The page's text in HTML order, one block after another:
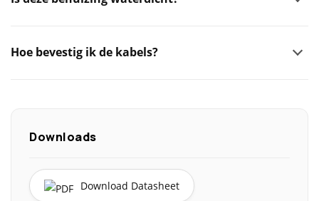
Hoe bevestig ik de kabels?
Downloads
Download Datasheet